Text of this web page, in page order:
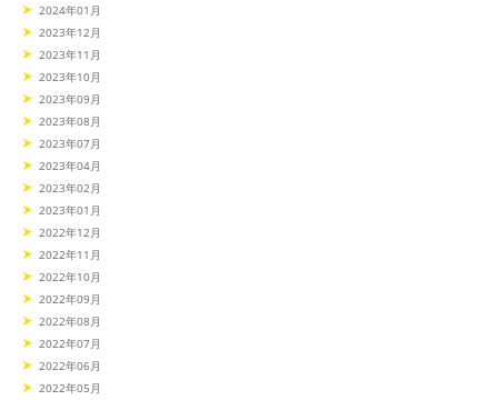
2024年01月
2023年12月
2023年11月
2023年10月
2023年09月
2023年08月
2023年07月
2023年04月
2023年02月
2023年01月
2022年12月
2022年11月
2022年10月
2022年09月
2022年08月
2022年07月
2022年06月
2022年05月